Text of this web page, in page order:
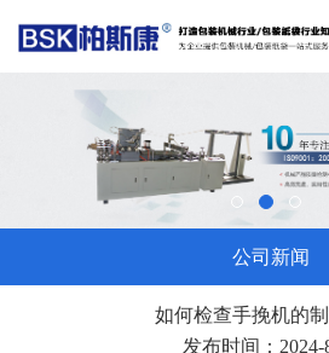
公司新闻
如何检查手挽机的
发布时间：2024-